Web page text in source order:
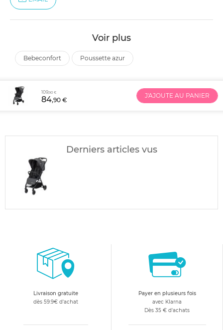
Voir plus
bebeconfort poussette azur
109,90 €
84,90 €
J'AJOUTE AU PANIER
Derniers articles vus
Livraison gratuite
dès 59.9€ d'achat
Payer en plusieurs fois
avec Klarna
Dès 35 € d'achats